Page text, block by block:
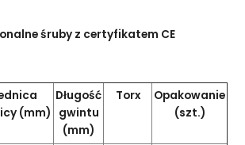
śruby z certyfikatem CE
(mm)
Długość
gwintu
(mm)
Torx
Opakowanie
(szt.)